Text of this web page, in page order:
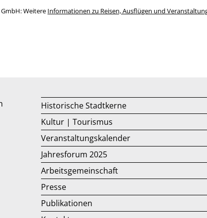
Weitere Informationen zu Reisen, Ausflügen und
Historische Stadtkerne
Kultur | Tourismus
Veranstaltungskalender
Jahresforum 2025
Arbeitsgemeinschaft
Presse
Publikationen